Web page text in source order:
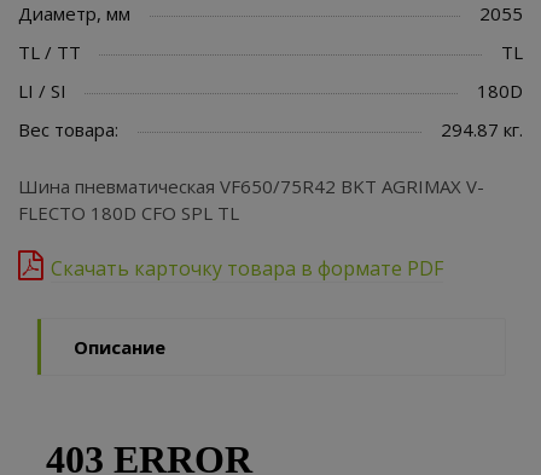
Диаметр, мм
2055
TL / TT
TL
LI / SI
180D
Вес товара:
294.87 кг.
Шина пневматическая VF650/75R42 BKT AGRIMAX V-
FLECTO 180D CFO SPL TL
Скачать карточку товара в формате PDF
Описание